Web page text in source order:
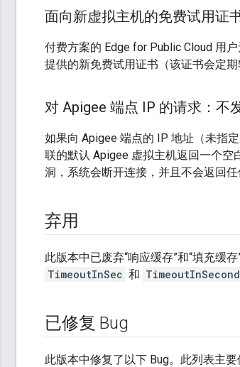
面向新虚拟主机的免费试用证
付费方案的 Edge for Public Cloud 用
提供的新免费试用证书（该证书会定
对 Apigee 端点 IP 的请求：不
如果向 Apigee 端点的 IP 地址（未指
联的默认 Apigee 虚拟主机返回一个
洞，系统会断开连接，并且不会返回
弃用
此版本中已废弃“响应缓存”和“填充缓
TimeoutInSec 和
已修复 Bug
此版本中修复了以下 Bug。此列表主